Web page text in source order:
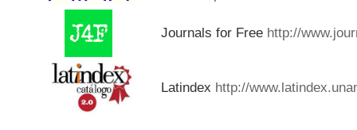
Journals for Free http://
Latindex http://